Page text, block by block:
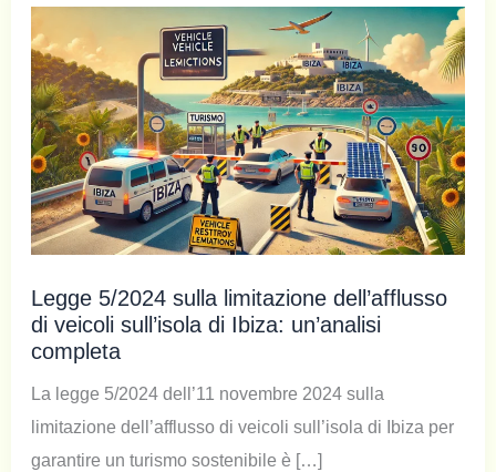
Legge 5/2024 sulla limitazione dell’afflusso
di veicoli sull’isola di Ibiza: un’analisi
completa
La legge 5/2024 dell’11 novembre 2024 sulla
limitazione dell’afflusso di veicoli sull’isola di Ibiza per
garantire un turismo sostenibile è […]